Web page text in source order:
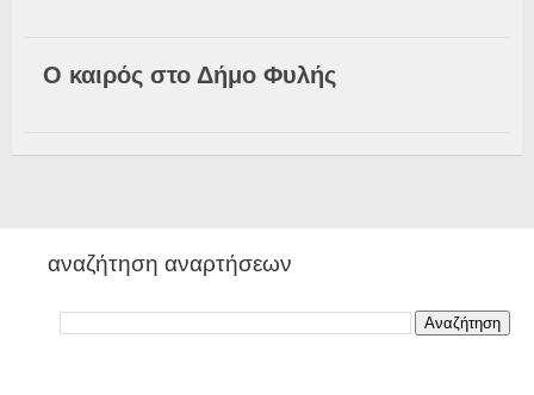
Ο καιρός στο Δήμο Φυλής
αναζήτηση αναρτήσεων